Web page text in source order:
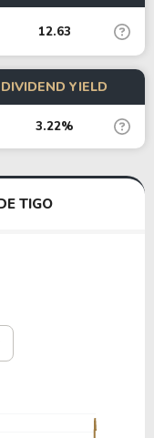
12.63
DIVIDEND YIELD
3.22%
TIGO